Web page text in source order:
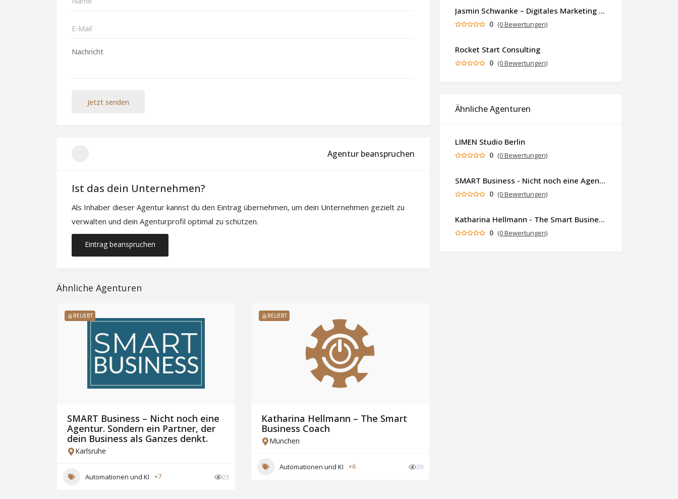
Jetzt senden
Agentur beanspruchen
Ist das dein Unternehmen?
Als Inhaber dieser Agentur kannst du den Eintrag übernehmen, um dein Unternehmen gezielt zu
verwalten und dein Agenturprofil optimal zu schützen.
Eintrag beanspruchen
Ähnliche Agenturen
BELIEBT
SMART Business – Nicht noch eine
Agentur. Sondern ein Partner, der
dein Business als Ganzes denkt.
Karlsruhe
Automationen und KI +7 23
BELIEBT
Katharina Hellmann – The Smart
Business Coach
München
Automationen und KI +6 39
Jasmin Schwanke – Digitales Marketing & KI-gestützte Contenterstellung
0 (0 Bewertungen)
Rocket Start Consulting
0 (0 Bewertungen)
Ähnliche Agenturen
LIMEN Studio Berlin
0 (0 Bewertungen)
SMART Business - Nicht noch eine Agentur. Sondern ein Partner, der dein Business als Ganzes denkt.
0 (0 Bewertungen)
Katharina Hellmann - The Smart Business Coach
0 (0 Bewertungen)